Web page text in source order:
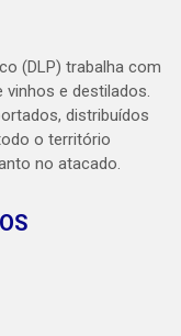
(DLP) trabalha com
vinhos e destilados.
distribuídos
o território
no atacado.